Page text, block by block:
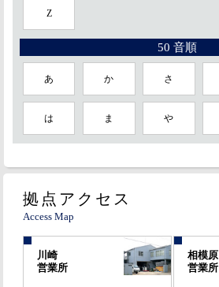
Z
50 音順
あ か さ
は ま や
拠点アクセス
Access Map
川崎
営業所
相模原
営業所